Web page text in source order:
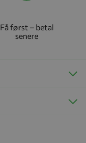
Få først – betal
senere